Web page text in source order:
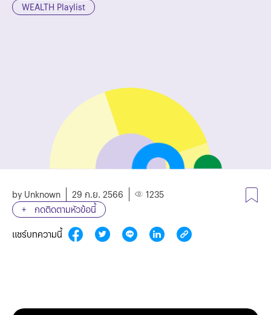
WEALTH Playlist
by Unknown 29 ก.ย. 2566
1235
กดติดตามหัวข้อนี้
แชร์บทความนี้